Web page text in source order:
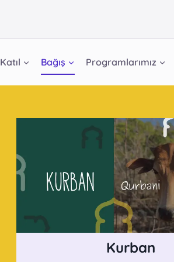
Bağış Programlarımız
Kurban